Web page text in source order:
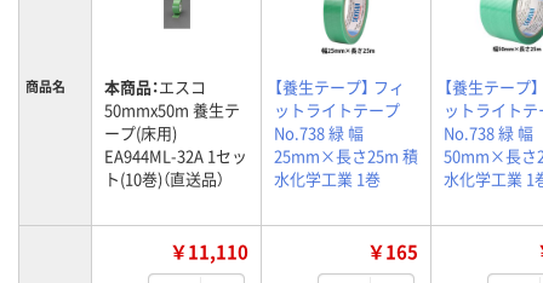
商品名 本商品：エスコ
50mmx50m 養生テ
ープ(床用)
EA944ML-32A 1セッ
ト(10巻)（直送品）
【養生テープ】 フィ
ットライトテープ
No.738 緑 幅
25mm×長さ25m 積
水化学工業 1巻
【養生テープ
ットライトテ
No.738 緑 幅
50mm×長さ
水化学工業 1
￥11,110 ￥165